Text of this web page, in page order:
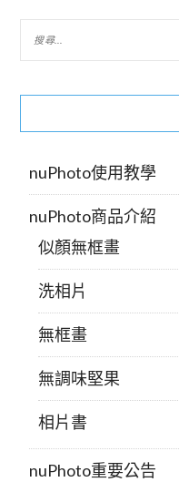
覽
nuPhoto使用教學
nuPhoto商品介紹
似顏無框畫
洗相片
無框畫
無調味堅果
相片書
nuPhoto重要公告